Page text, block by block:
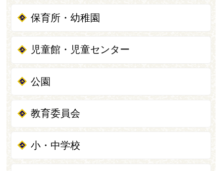
保育所・幼稚園
児童館・児童センター
公園
教育委員会
小・中学校